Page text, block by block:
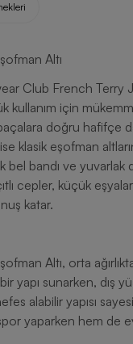
Altı
Club French
için
doğru hafifçe
klasik eşofman
bel bandı ve
cepler, küçük
katar.
Altı, orta
yapı sunarken,
alabilir yapısı
yaparken hem de